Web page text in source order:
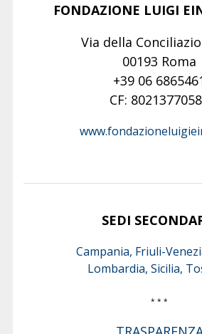
FONDAZIONE LUIGI
Via della
00193 Roma
+39 06
CF:
SEDI
Campania, Friuli-
Lombardia, Sicilia,
* * *